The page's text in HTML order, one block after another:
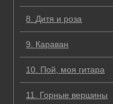
8. Дитя и роза
9. Караван
10. Пой, моя гитара
11. Горные вершины